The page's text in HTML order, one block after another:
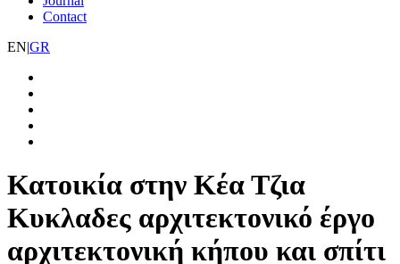
Contact
EN|GR
Κατοικία στην Κέα Τζια
Κυκλαδες αρχιτεκτονικό έργο
αρχιτεκτονική κήπου και σπίτι